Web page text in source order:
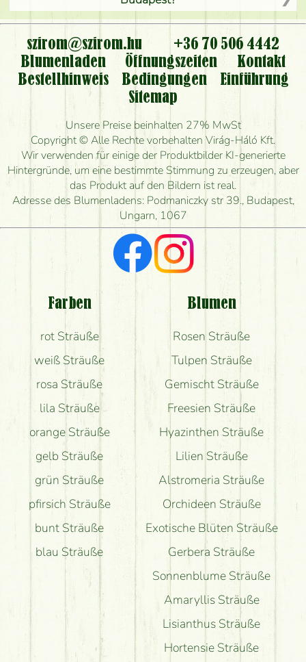
Ist der Blumenladen non stop geöffnet?
Kann ich den bestellten Blumenstrauß persönlich
nehmen oder nur per Blumenversand?
Ist eine Bestellung für ländliche Gebiete möglich?
Wie lange kann ich heute Blumen mit Lieferung
bestellen?
Wie schnell können Sie den Blumenstrauß
herstellen und wann können Sie ihn frühestens
liefern?
Ich suche rote Rosen, hast du welche?
Welche Rückmeldungen bekomme ich zum
Blumenversand?
Bekomme ich wirklich, was auf dem Bild zu sehen
szirom@szirom.hu
+36 70 506 4442
Blumenladen
Öffnungszeiten
Kontakt
Bestellhinweis
Bedingungen
Einführung
Sitemap
Unsere Preise beinhalten 27% MwSt
Copyright © Alle Rechte vorbehalten Virág-Háló Kft.
Wir verwenden für einige der Produktbilder KI-generierte
Hintergründe, um eine bestimmte Stimmung zu erzeugen, aber
das Produkt auf den Bildern ist real.
Adresse des Blumenladens: Podmaniczky str 39., Budapest,
Ungarn, 1067
Farben
rot Sträuße
weiß Sträuße
rosa Sträuße
lila Sträuße
orange Sträuße
gelb Sträuße
grün Sträuße
pfirsich Sträuße
bunt Sträuße
blau Sträuße
Blumen
Rosen Sträuße
Tulpen Sträuße
Gemischt Sträuße
Freesien Sträuße
Hyazinthen Sträuße
Lilien Sträuße
Alstromeria Sträuße
Orchideen Sträuße
Exotische Blüten Sträuße
Gerbera Sträuße
Sonnenblume Sträuße
Amaryllis Sträuße
Lisianthus Sträuße
Hortensie Sträuße